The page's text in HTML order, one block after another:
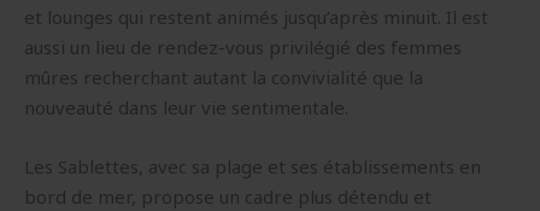
et lounges qui restent animés jusqu’après minuit. Il est
aussi un lieu de rendez-vous privilégié des femmes
mûres recherchant autant la convivialité que la
nouveauté dans leur vie sentimentale.
Les Sablettes, avec sa plage et ses établissements en
bord de mer, propose un cadre plus détendu et